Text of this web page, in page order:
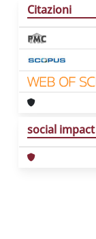
Citazioni
social impact